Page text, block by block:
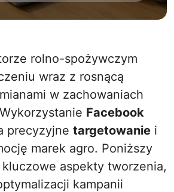
wraz z rosnącą
w zachowaniach
Facebook
precyzyjne targetowanie i
marek agro. Poniższy
kluczowe aspekty tworzenia,
kampanii